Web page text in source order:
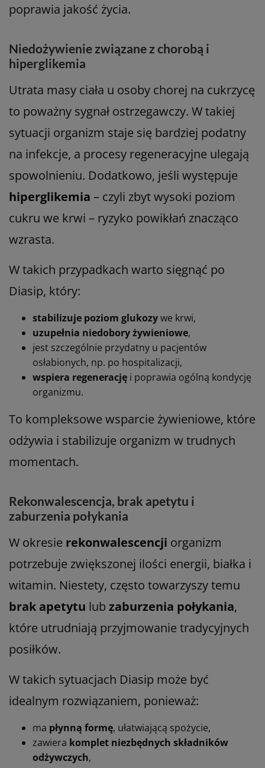
poprawia jakość życia.
Niedożywienie związane z chorobą i
hiperglikemia
Utrata masy ciała u osoby chorej na cukrzycę
to poważny sygnał ostrzegawczy. W takiej
sytuacji organizm staje się bardziej podatny
na infekcje, a procesy regeneracyjne ulegają
spowolnieniu. Dodatkowo, jeśli występuje
hiperglikemia – czyli zbyt wysoki poziom
cukru we krwi – ryzyko powikłań znacząco
wzrasta.
W takich przypadkach warto sięgnąć po
Diasip, który:
stabilizuje poziom glukozywe krwi,
uzupełnia niedobory żywieniowe,
jest szczególnie przydatny u pacjentów
osłabionych, np. po hospitalizacji,
wspiera regenerację i poprawia ogólną kondycję
organizmu.
To kompleksowe wsparcie żywieniowe, które
odżywia i stabilizuje organizm w trudnych
momentach.
Rekonwalescencja, brak apetytu i
zaburzenia połykania
W okresie rekonwalescencji organizm
potrzebuje zwiększonej ilości energii, białka i
witamin. Niestety, często towarzyszy temu
brak apetytu lub zaburzenia połykania,
które utrudniają przyjmowanie tradycyjnych
posiłków.
W takich sytuacjach Diasip może być
idealnym rozwiązaniem, ponieważ:
ma płynną formę, ułatwiającą spożycie,
zawiera komplet niezbędnych składników
odżywczych,